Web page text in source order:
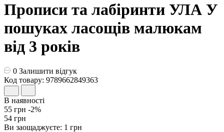
Прописи та лабіринти УЛА У
пошуках ласощів малюкам
від 3 років
0 Залишити відгук
Код товару: 9789662849363
В наявності
55 грн -2%
54 грн
Ви заощаджуєте: 1 грн